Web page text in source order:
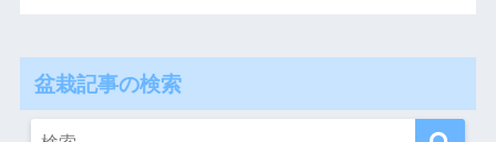
盆栽記事の検索